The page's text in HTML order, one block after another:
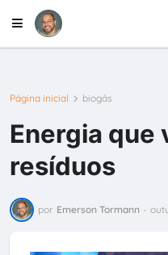
Página inicial biogás
Energia que
resíduos
por Emerson Tormann -